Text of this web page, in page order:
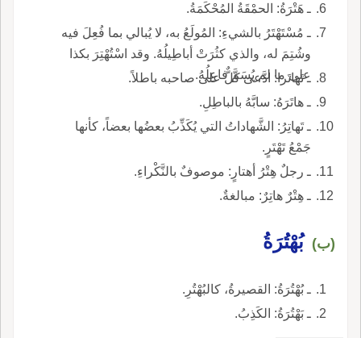
ـ هَتْرَةُ: الحمْقَةُ المُحْكَمَةُ.
ـ مُسْتَهْتَرُ بالشيءِ: المُولَعُ به، لا يُبالي بما فُعِلَ فيه
وشُتِمَ له، والذي كثُرَتْ أباطِيلُهُ. وقد اسْتُهْتِرَ بكذا
على ما لم يُسَمَّ فاعِلُهُ.
ـ تَهاتَرا: ادَّعى كلٌّ على صاحبه باطلاً.
ـ هاتَرَهُ: سابَّهُ بالباطِلِ.
ـ تَهاتِرُ: الشَّهاداتُ التي يُكَذِّبُ بعضُها بعضاً، كأنها
جَمْعُ تَهْتَرٍ.
ـ رجلٌ هِتْرُ أهتارٍ: موصوفٌ بالنَّكْراءِ.
ـ هِتْرٌ هاتِرٌ: مبالغةٌ.
(ب) بُهْتُرَةُ
ـ بُهْتُرَةُ: القصيرةُ، كالبُهْتُرِ.
ـ بَهْتُرَةُ: الكَذِبُ.